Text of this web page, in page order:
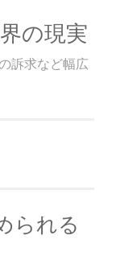
の現実
訴求など幅広
られる